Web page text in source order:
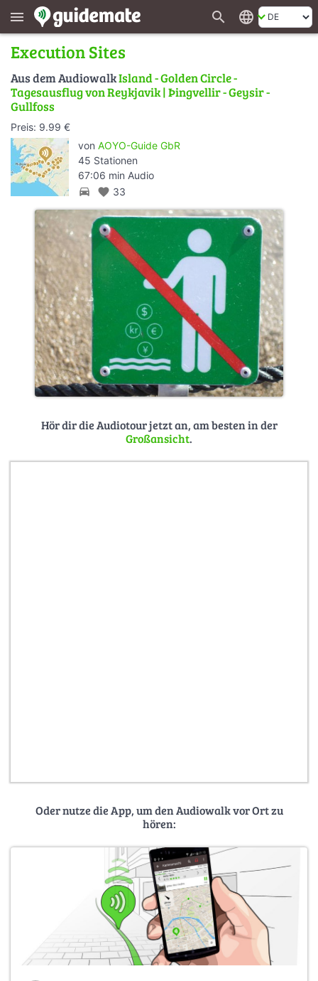
menu search language
Execution Sites
Aus dem AudiowalkIsland - Golden Circle -
Tagesausflug von Reykjavik | Þingvellir - Geysir -
Gullfoss
Preis: 9.99 €
von AOYO-Guide GbR
45 Stationen
67:06 min Audio
directions_car favorite 33
Hör dir die Audiotour jetzt an, am besten in der
Großansicht.
Oder nutze die App, um den Audiowalk vor Ort zu
hören: